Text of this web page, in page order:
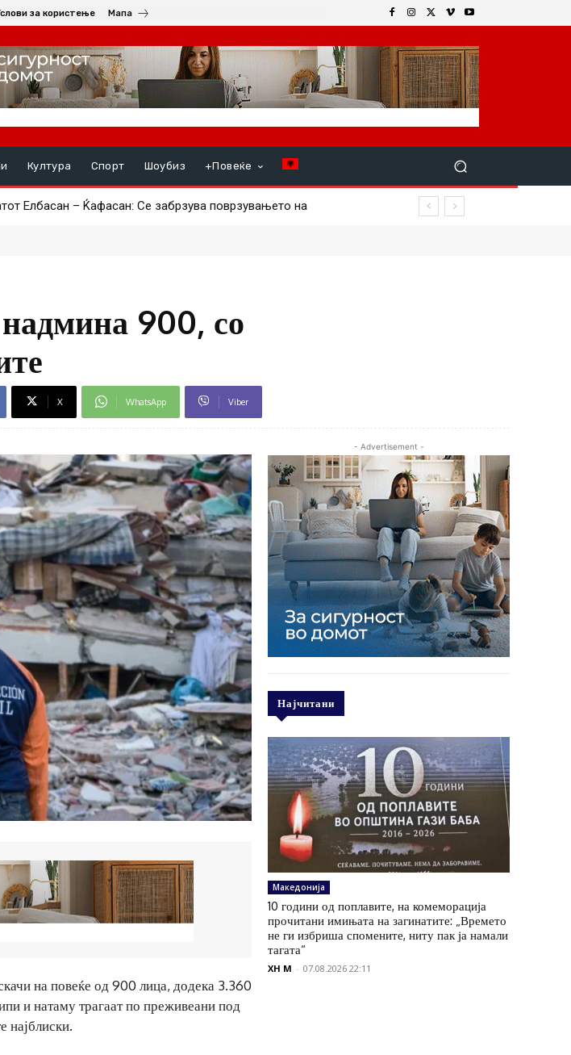
за користење Мапа
Култура Спорт Шоубиз +Повеќе
Елбасан – Ќафасан: Се забрзува поврзувањето на
под 1 MW, граѓаните ги добиваат првите е-услуги на
900, со
X WhatsApp Viber
на повеќе од 900 лица, додека 3.360
и натаму трагаат по преживеани под
најблиски.
- Advertisement -
Најчитани
Македонија
10 години од поплавите, на комеморација
прочитани имињата на загинатите: „Времето
не ги избриша спомените, ниту пак ја намали
тагата“
XH M - 07.08.2026 22:11